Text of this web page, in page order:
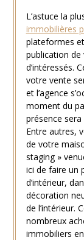
L’astuce la
immobilières
plateformes
publication
d’intéressés.
votre vente
et l’agence
moment du
présence
Entre autres,
de votre
staging »
ici de faire un
d’intérieur,
décoration
de l’intérieur.
nombreux
immobiliers